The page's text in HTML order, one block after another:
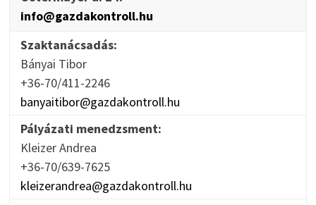
info@gazdakontroll.hu
Szaktanácsadás:
Bányai Tibor
+36-70/411-2246
banyaitibor@gazdakontroll.hu
Pályázati menedzsment:
Kleizer Andrea
+36-70/639-7625
kleizerandrea@gazdakontroll.hu